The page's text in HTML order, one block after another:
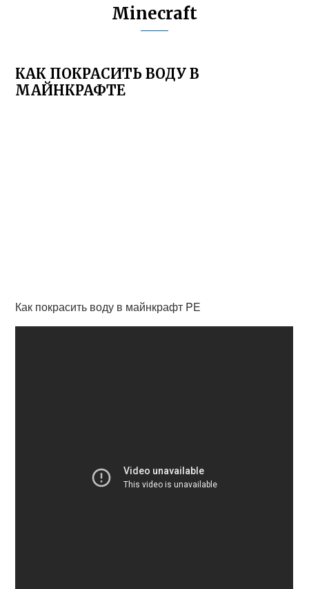
Minecraft
КАК ПОКРАСИТЬ ВОДУ В
МАЙНКРАФТЕ
Как покрасить воду в майнкрафт PE